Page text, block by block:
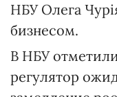
НБУ Олега
бизнесом.
В НБУ
регулятор